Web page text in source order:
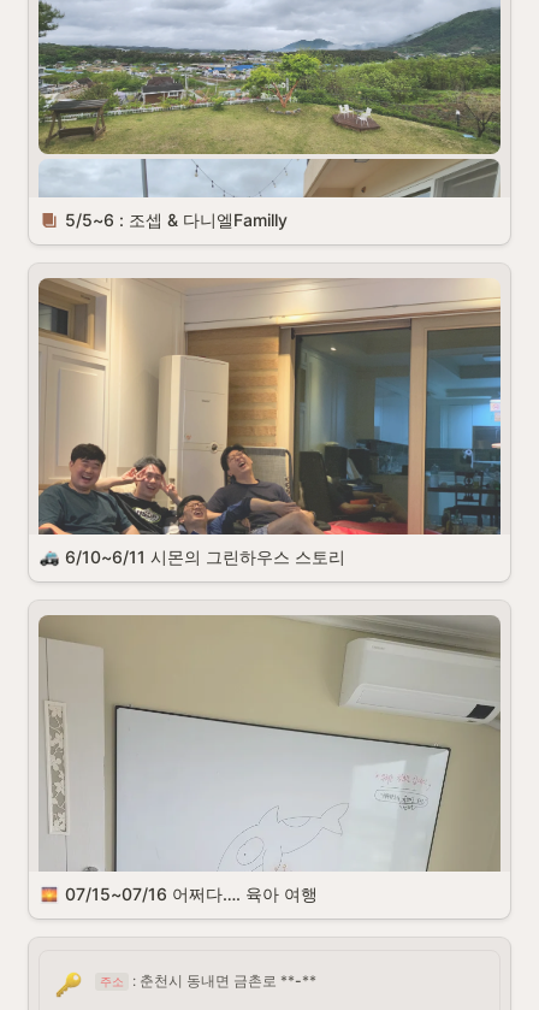
5/5~6 : 조셉 & 다니엘Familly
이 친구들은 슬픔과 기쁨을 같이하는 소중한 친구들이다.
우리가 쉬는 날은 비가 올 예정이라 아쉽게도 바베큐는 하지 못했다.
대신 직접 숯불에 굽진 않았지만 숯불에 찐득하게 그을린 것 마냥
탄 향이 많이 나는 숯불닭 요리를 포장했고
친구들이 그리워하고 오랜만에 맛보는 퓨전탕수육과
최근에 육회 유목민 생활을 하다 우연히 맛집을 찾아 정착해버린 육회집
에서 육사시미와 육회를 포장했다.
친구들은 건강을 생각해야 한다며 소주와 맥주대신
위스키 하이볼을 선택했다. 건강은 절준데 말이다.
그린하우스는 이상하게도 나에게 평온함을 주는 공간이다. 테라스에 앉
보고 있으면
우리는 구름이 가득할때 도착을 했고, 늦은 저녁이 되서야 비가오기 시작
했다.
6/10~6/11 시몬의 그린하우스 스토리
07/15~07/16 어쩌다…. 육아 여행
주소 : 춘천시 동내면 금촌로 **-**